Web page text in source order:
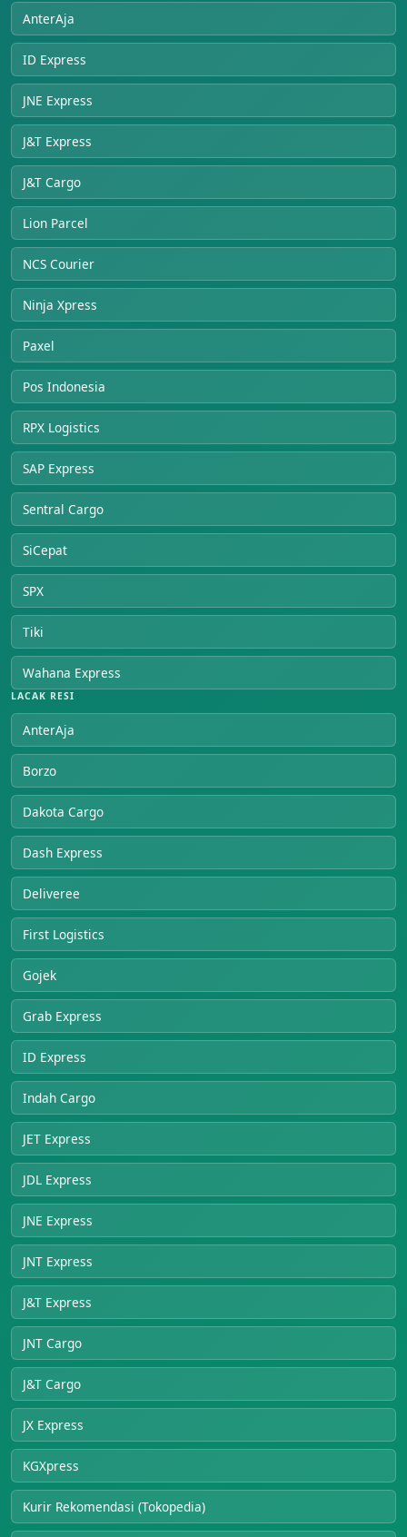
AnterAja
ID Express
JNE Express
J&T Express
J&T Cargo
Lion Parcel
NCS Courier
Ninja Xpress
Paxel
Pos Indonesia
RPX Logistics
SAP Express
Sentral Cargo
SiCepat
SPX
Tiki
Wahana Express
LACAK RESI
AnterAja
Borzo
Dakota Cargo
Dash Express
Deliveree
First Logistics
Gojek
Grab Express
ID Express
Indah Cargo
JET Express
JDL Express
JNE Express
JNT Express
J&T Express
JNT Cargo
J&T Cargo
JX Express
KGXpress
Kurir Rekomendasi (Tokopedia)